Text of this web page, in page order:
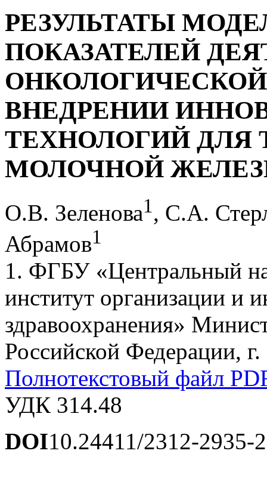
РЕЗУЛЬТАТЫ
ПОКАЗАТЕЛЕЙ
ВНЕДРЕНИИ
ТЕХНОЛОГИЙ ДЛЯ
МОЛОЧНОЙ
О.В. Зеленова1, С.А.
Абрамов1
1. ФГБУ «Центральный
институт организации и
здравоохранения»
Российской Федерации,
Полнотекстовый файл
УДК 314.48
DOI10.24411/2312-2935-